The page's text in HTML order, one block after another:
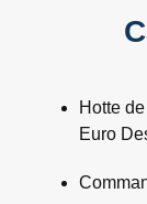
Hotte
Euro